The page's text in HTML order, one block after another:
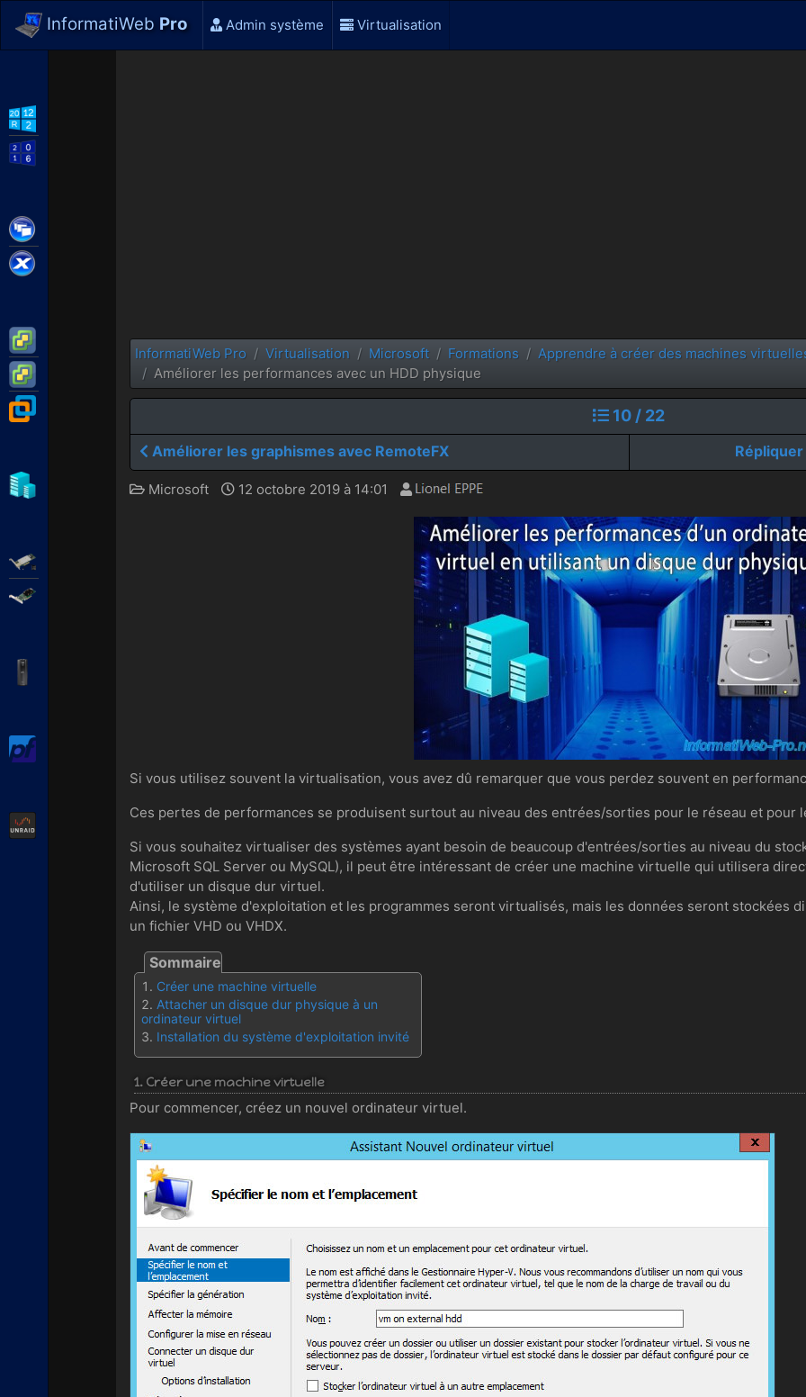
InformatiWeb Pro Admin système Virtualisation
VMware ESXi
VMware vSphere
InformatiWeb Pro Virtualisation Microsoft Formations
Apprendre à créer des machines
Améliorer les performances avec un HDD physique
10 / 22
Améliorer les graphismes avec RemoteFX
Microsoft 12 octobre 2019 à 14:01
Si vous utilisez souvent la virtualisation, vous avez dû remarquer que vous perdez souvent en
Ces pertes de performances se produisent surtout au niveau des entrées/sorties pour le réseau et pour
Si vous souhaitez virtualiser des systèmes ayant besoin de beaucoup d'entrées/sorties au niveau du
Microsoft SQL Server ou MySQL), il peut être intéressant de créer une machine virtuelle qui utilisera
d'utiliser un disque dur virtuel.
Ainsi, le système d'exploitation et les programmes seront virtualisés, mais les données seront stockées
un fichier VHD ou VHDX.
Créer une machine virtuelle
Attacher un disque dur physique à un
ordinateur virtuel
Installation du système d'exploitation invité
1. Créer une machine virtuelle
Pour commencer, créez un nouvel ordinateur virtuel.